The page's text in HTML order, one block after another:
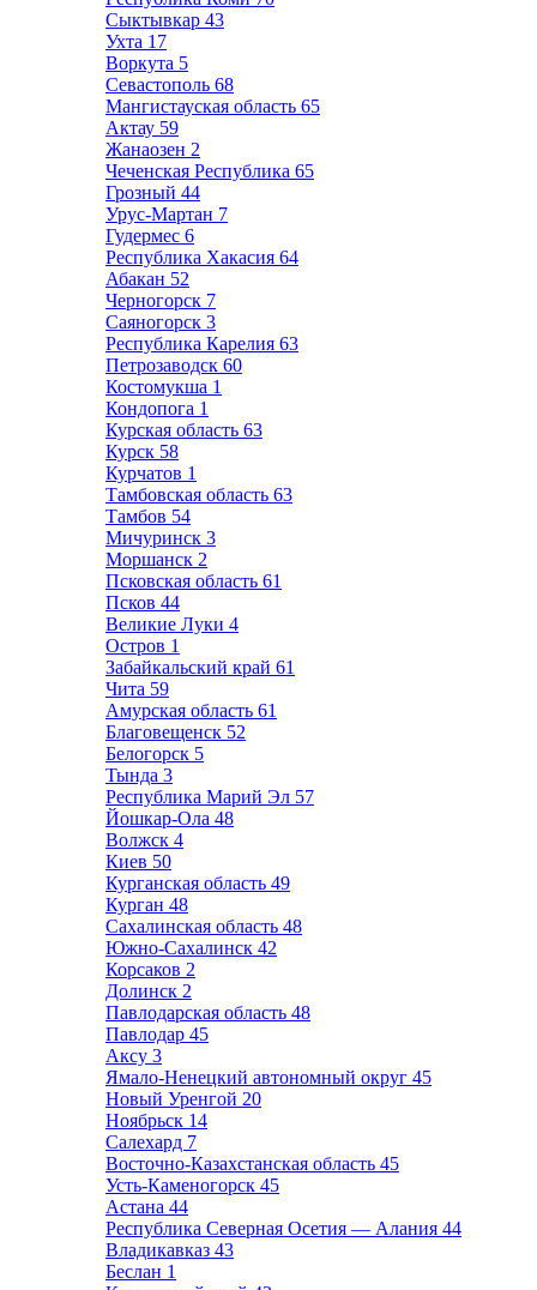
Сыктывкар 43
Ухта 17
Воркута 5
Севастополь 68
Мангистауская область 65
Актау 59
Жанаозен 2
Чеченская Республика 65
Грозный 44
Урус-Мартан 7
Гудермес 6
Республика Хакасия 64
Абакан 52
Черногорск 7
Саяногорск 3
Республика Карелия 63
Петрозаводск 60
Костомукша 1
Кондопога 1
Курская область 63
Курск 58
Курчатов 1
Тамбовская область 63
Тамбов 54
Мичуринск 3
Моршанск 2
Псковская область 61
Псков 44
Великие Луки 4
Остров 1
Забайкальский край 61
Чита 59
Амурская область 61
Благовещенск 52
Белогорск 5
Тында 3
Республика Марий Эл 57
Йошкар-Ола 48
Волжск 4
Киев 50
Курганская область 49
Курган 48
Сахалинская область 48
Южно-Сахалинск 42
Корсаков 2
Долинск 2
Павлодарская область 48
Павлодар 45
Аксу 3
Ямало-Ненецкий автономный округ 45
Новый Уренгой 20
Ноябрьск 14
Салехард 7
Восточно-Казахстанская область 45
Усть-Каменогорск 45
Астана 44
Республика Северная Осетия — Алания 44
Владикавказ 43
Беслан 1